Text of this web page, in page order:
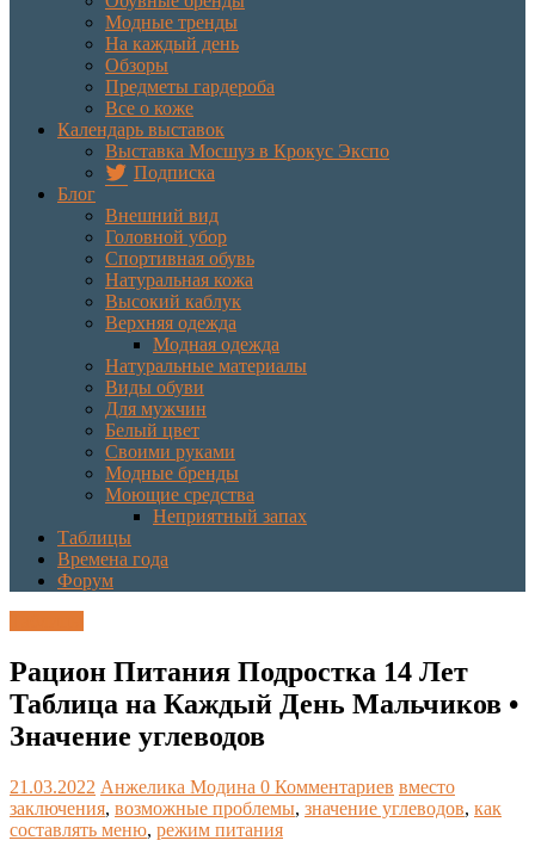
Модные тренды
На каждый день
Обзоры
Предметы гардероба
Все о коже
Календарь выставок
Выставка Мосшуз в Крокус Экспо
Подписка
Блог
Внешний вид
Головной убор
Спортивная обувь
Натуральная кожа
Высокий каблук
Верхняя одежда
Модная одежда
Натуральные материалы
Виды обуви
Для мужчин
Белый цвет
Своими руками
Модные бренды
Моющие средства
Неприятный запах
Таблицы
Времена года
Форум
Рацион Питания Подростка 14 Лет
Таблица на Каждый День Мальчиков •
Значение углеводов
21.03.2022 Анжелика Модина 0 Комментариев вместо
заключения, возможные проблемы, значение углеводов, как
составлять меню, режим питания